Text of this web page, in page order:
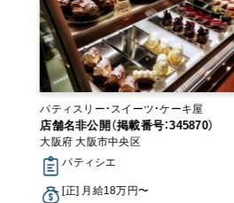
パティスリー・スイーツ・ケーキ屋
店舗名非公開（掲載番号：345870）
大阪府 大阪市中央区
パティシエ
[正] 月給18万円〜